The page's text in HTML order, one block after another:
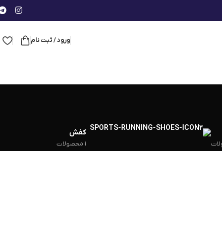
ورود / ثبت نام
کفش
1 محصولات